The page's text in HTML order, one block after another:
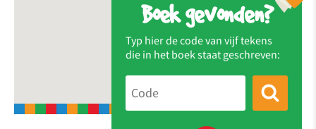
Boek gevonden?
Typ hier de code van vijf tekens
die in het boek staat geschreven: